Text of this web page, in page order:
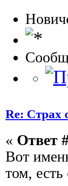
Re: Страх
« Ответ
Вот
том,